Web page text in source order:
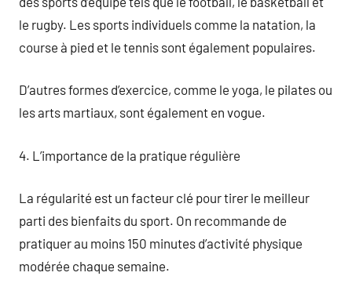
le rugby. Les sports individuels comme la natation, la
course à pied et le tennis sont également populaires.
D’autres formes d’exercice, comme le yoga, le pilates ou
les arts martiaux, sont également en vogue.
4. L’importance de la pratique régulière
La régularité est un facteur clé pour tirer le meilleur
parti des bienfaits du sport. On recommande de
pratiquer au moins 150 minutes d’activité physique
modérée chaque semaine.